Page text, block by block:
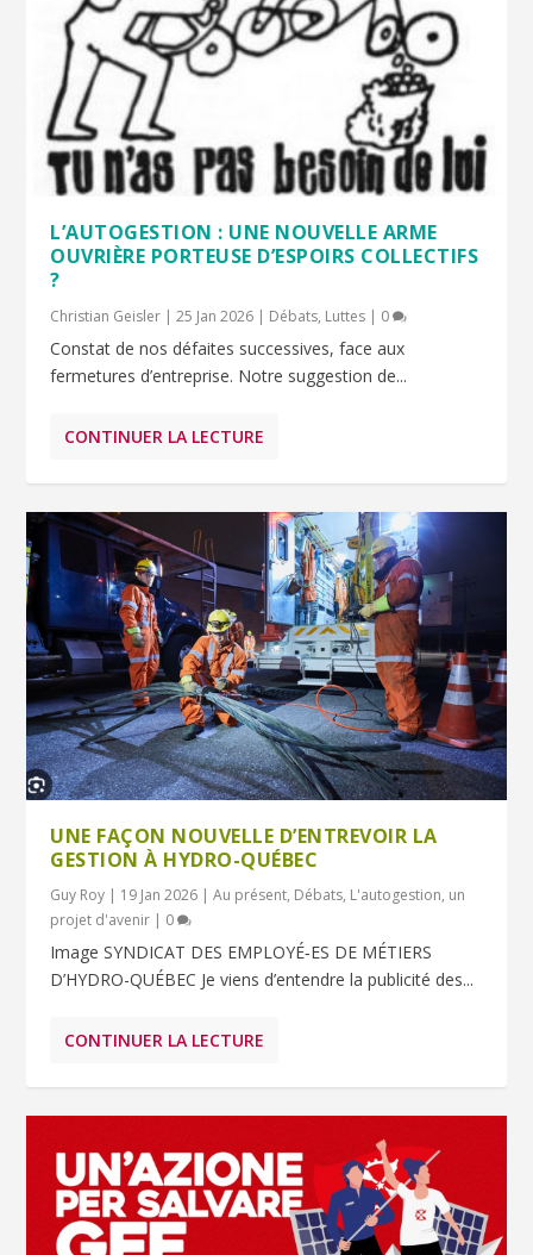
L’AUTOGESTION : UNE NOUVELLE ARME
OUVRIÈRE PORTEUSE D’ESPOIRS COLLECTIFS
?
Christian Geisler |25 Jan 2026 | Débats, Luttes | 0
Constat de nos défaites successives, face aux
fermetures d’entreprise. Notre suggestion de...
CONTINUER LA LECTURE
UNE FAÇON NOUVELLE D’ENTREVOIR LA
GESTION À HYDRO-QUÉBEC
Guy Roy | 19 Jan 2026 |Au présent, Débats, L'autogestion, un
projet d'avenir | 0
Image SYNDICAT DES EMPLOYÉ‑ES DE MÉTIERS
D’HYDRO-QUÉBEC Je viens d’entendre la publicité des...
CONTINUER LA LECTURE